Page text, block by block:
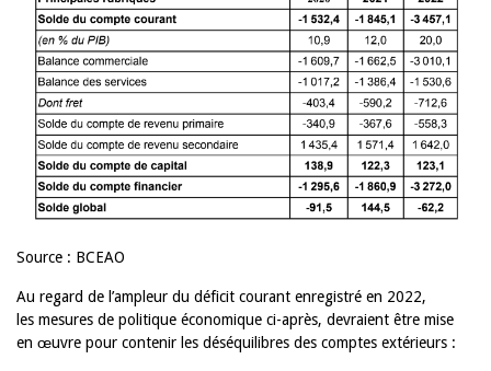
Source : BCEAO
Au regard de l’ampleur du déficit courant enregistré en 2022,
les mesures de politique économique ci-après, devraient être mise
en œuvre pour contenir les déséquilibres des comptes extérieurs :